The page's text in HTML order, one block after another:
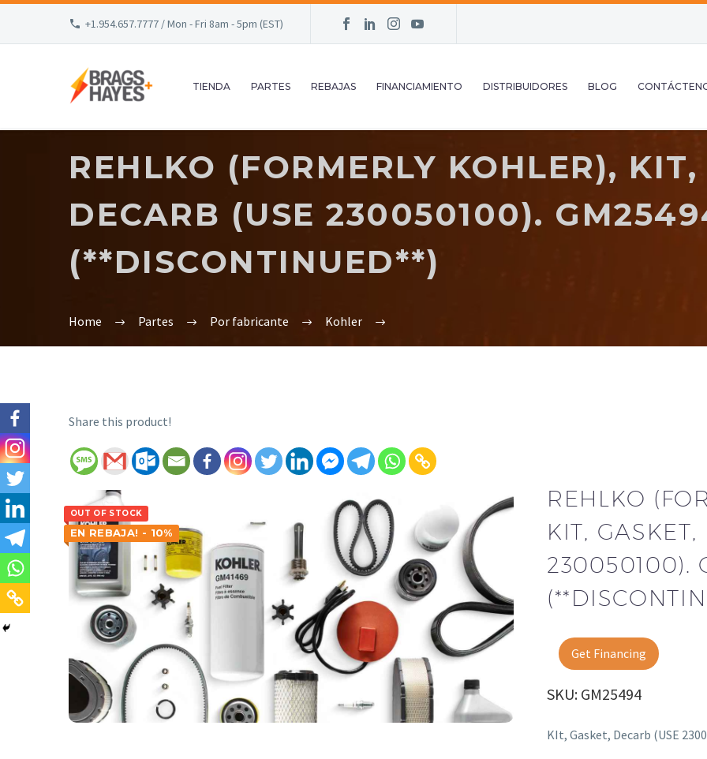
+1.954.657.7777 / Mon - Fri 8am - 5pm (EST)
TIENDA PARTES REBAJAS FINANCIAMIENTO DISTRIBUIDORES BLOG
REHLKO (FORMERLY KOHLER), KIT,
DECARB (USE 230050100).
(**DISCONTINUED**)
Home Partes Por fabricante Kohler
Share this product!
OUT OF STOCK
EN REBAJA! - 10%
REHLKO
KIT,
230050100).
Get Financing
SKU: GM25494
KIt, Gasket, Decarb (USE